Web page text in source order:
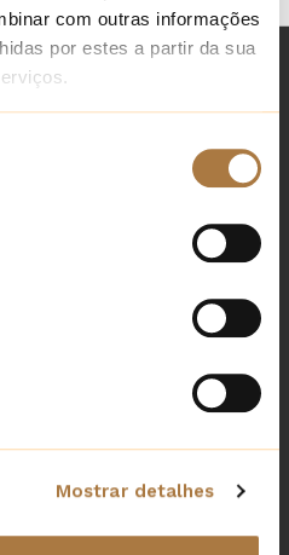
com outras informações
por estes a partir da sua
Mostrar detalhes
Grândola, Grândola, 7570-
de Portugal